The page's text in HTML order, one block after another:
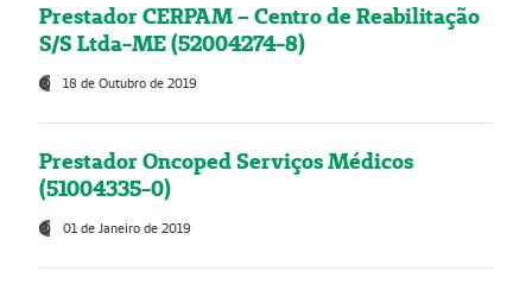
Prestador CERPAM – Centro de Reabilitação
S/S Ltda-ME (52004274-8)
18 de Outubro de 2019
Prestador Oncoped Serviços Médicos
(51004335-0)
01 de Janeiro de 2019